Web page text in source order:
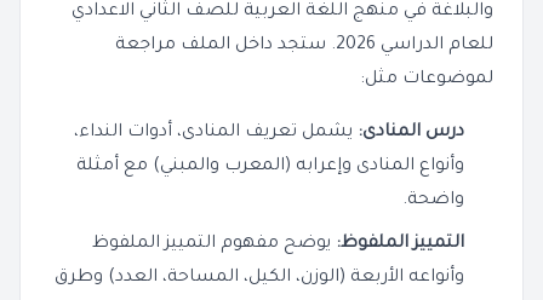
والبلاغة في منهج اللغة العربية للصف الثاني الاعدادي
للعام الدراسي 2026. ستجد داخل الملف مراجعة
لموضوعات مثل:
درس المنادى: يشمل تعريف المنادى، أدوات النداء،
وأنواع المنادى وإعرابه (المعرب والمبني) مع أمثلة
واضحة.
التمييز الملفوظ: يوضح مفهوم التمييز الملفوظ
وأنواعه الأربعة (الوزن، الكيل، المساحة، العدد) وطرق